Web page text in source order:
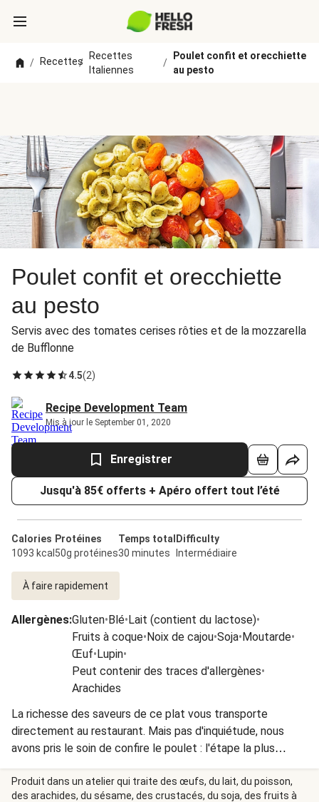
/ Recettes
/
Recettes
Italiennes
/
Poulet confit et orecchiette
au pesto
Poulet confit et orecchiette
au pesto
Servis avec des tomates cerises rôties et de la mozzarella
de Bufflonne
4.5(2)
Recipe Development Team
Mis à jour le September 01, 2020
Enregistrer
Jusqu'à 85€ offerts + Apéro offert tout l’été
Calories
1093 kcal
Protéines
50g protéines
Temps total
30 minutes
Difficulty
Intermédiaire
À faire rapidement
Allergènes:Gluten•Blé•Lait (contient du lactose)•
Fruits à coque•Noix de cajou•Soja•Moutarde•
Œuf•Lupin•
Peut contenir des traces d'allergènes•
Arachides
La richesse des saveurs de ce plat vous transporte
directement au restaurant. Mais pas d'inquiétude, nous
avons pris le soin de confire le poulet : l'étape la plus
fastidieuse de la recette. Vous pouvez ainsi préparer ce
plat en un rien de temps et épater la galerie !
Produit dans un atelier qui traite des œufs, du lait, du poisson,
des arachides, du sésame, des crustacés, du soja, des fruits à